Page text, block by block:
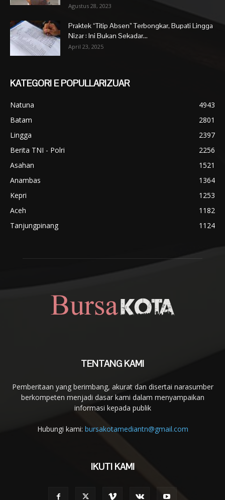
Agustus 28, 2023
Praktek “Titip Absen” Terbongkar, Bupati Lingga
Nizar : Ini Bukan Sekadar...
April 23, 2025
KATEGORI E POPULLARIZUAR
Natuna
4943
Batam
2801
Lingga
2397
Berita TNI - Polri
2256
Asahan
1521
Anambas
1364
Kepri
1253
Aceh
1182
Tanjungpinang
1124
TENTANG KAMI
Pemberitaan yang berimbang, akurat dan disertai narasumber
berkompeten menjadi dasar kami dalam menyampaikan
informasi kepada publik
Hubungi kami: bursakotamediantn@gmail.com
IKUTI KAMI